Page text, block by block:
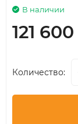
В наличии
121 600
Количество: